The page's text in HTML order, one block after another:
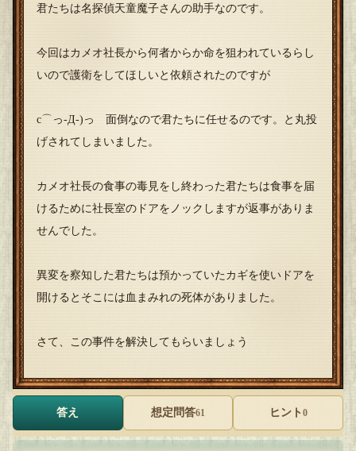
君たちは名探偵天童魔子さんの助手なのです。
今回はカメオ社長から何者からか命を狙われているらし
いので護衛をしてほしいと依頼されたのですが
c⌒っ-Д-)っ 面倒なので君たちに任せるのです。と丸投
げされてしまいました。
カメオ社長の食事の毒見をし終わった君たちは食事を届
けるために社長室のドアをノックしますが返事がありま
せんでした。
異変を察知した君たちは預かっていたカギを使いドアを
開けるとそこには血まみれの死体がありました。
さて、この事件を解決してもらいましょう
答え 想定問答61 ヒント 0